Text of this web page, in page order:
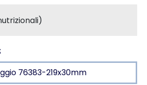
76383-219x30mm